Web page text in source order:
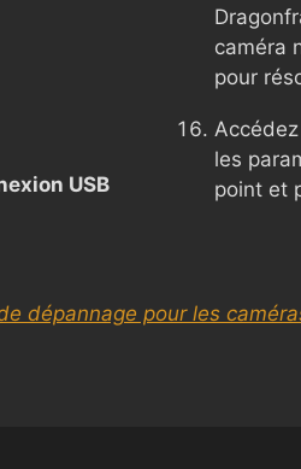
USB
caméra
pour
les
point et
dépannage pour les